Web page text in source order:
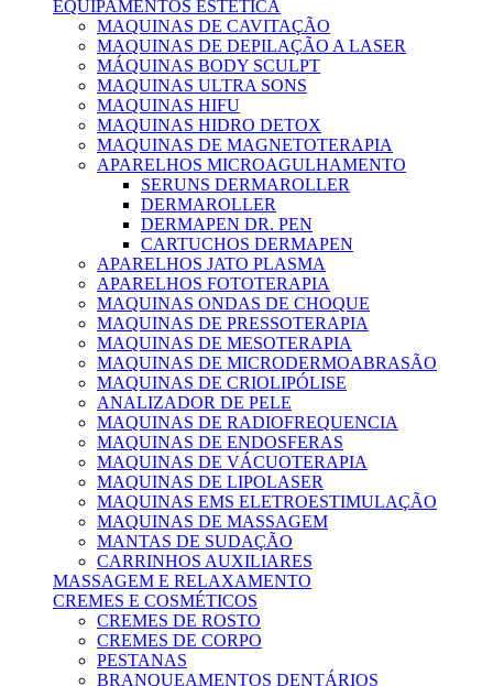
EQUIPAMENTOS ESTÉTICA
MAQUINAS DE CAVITAÇÃO
MAQUINAS DE DEPILAÇÃO A LASER
MÁQUINAS BODY SCULPT
MAQUINAS ULTRA SONS
MAQUINAS HIFU
MAQUINAS HIDRO DETOX
MAQUINAS DE MAGNETOTERAPIA
APARELHOS MICROAGULHAMENTO
SERUNS DERMAROLLER
DERMAROLLER
DERMAPEN DR. PEN
CARTUCHOS DERMAPEN
APARELHOS JATO PLASMA
APARELHOS FOTOTERAPIA
MAQUINAS ONDAS DE CHOQUE
MAQUINAS DE PRESSOTERAPIA
MAQUINAS DE MESOTERAPIA
MAQUINAS DE MICRODERMOABRASÃO
MAQUINAS DE CRIOLIPÓLISE
ANALIZADOR DE PELE
MAQUINAS DE RADIOFREQUENCIA
MAQUINAS DE ENDOSFERAS
MAQUINAS DE VÁCUOTERAPIA
MAQUINAS DE LIPOLASER
MAQUINAS EMS ELETROESTIMULAÇÃO
MAQUINAS DE MASSAGEM
MANTAS DE SUDAÇÃO
CARRINHOS AUXILIARES
MASSAGEM E RELAXAMENTO
CREMES E COSMÉTICOS
CREMES DE ROSTO
CREMES DE CORPO
PESTANAS
BRANQUEAMENTOS DENTÁRIOS